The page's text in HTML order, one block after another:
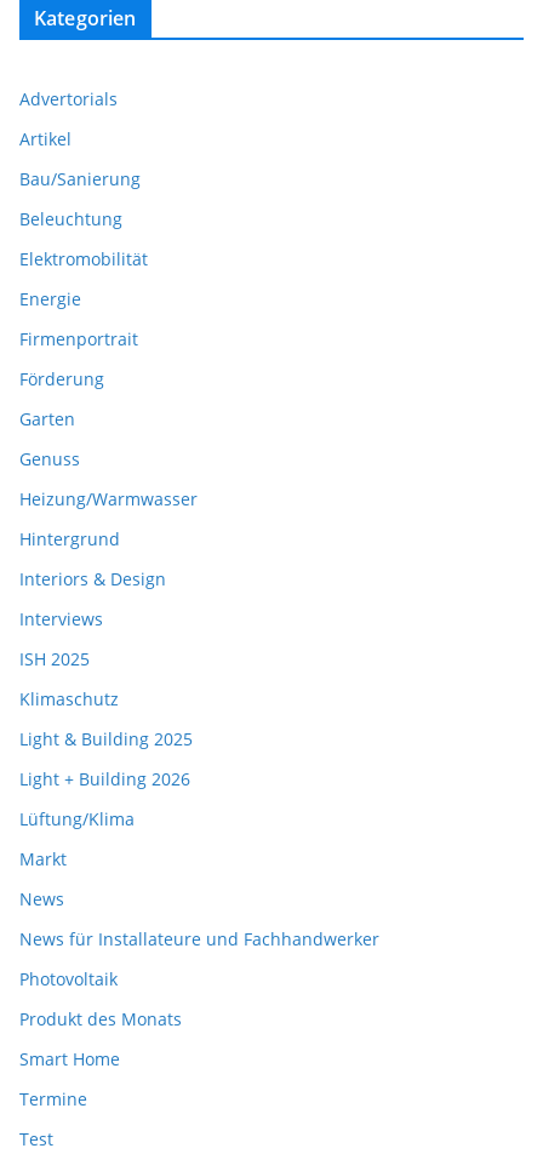
Kategorien
Advertorials
Artikel
Bau/Sanierung
Beleuchtung
Elektromobilität
Energie
Firmenportrait
Förderung
Garten
Genuss
Heizung/Warmwasser
Hintergrund
Interiors & Design
Interviews
ISH 2025
Klimaschutz
Light & Building 2025
Light + Building 2026
Lüftung/Klima
Markt
News
News für Installateure und Fachhandwerker
Photovoltaik
Produkt des Monats
Smart Home
Termine
Test